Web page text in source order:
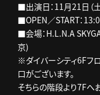
■出演日：11月21日（土
■OPEN／START：
■会場：H.L.N.A
京)
※ダイバーシティ6Fフ
口がございます。
そちらの階段より7Fへ